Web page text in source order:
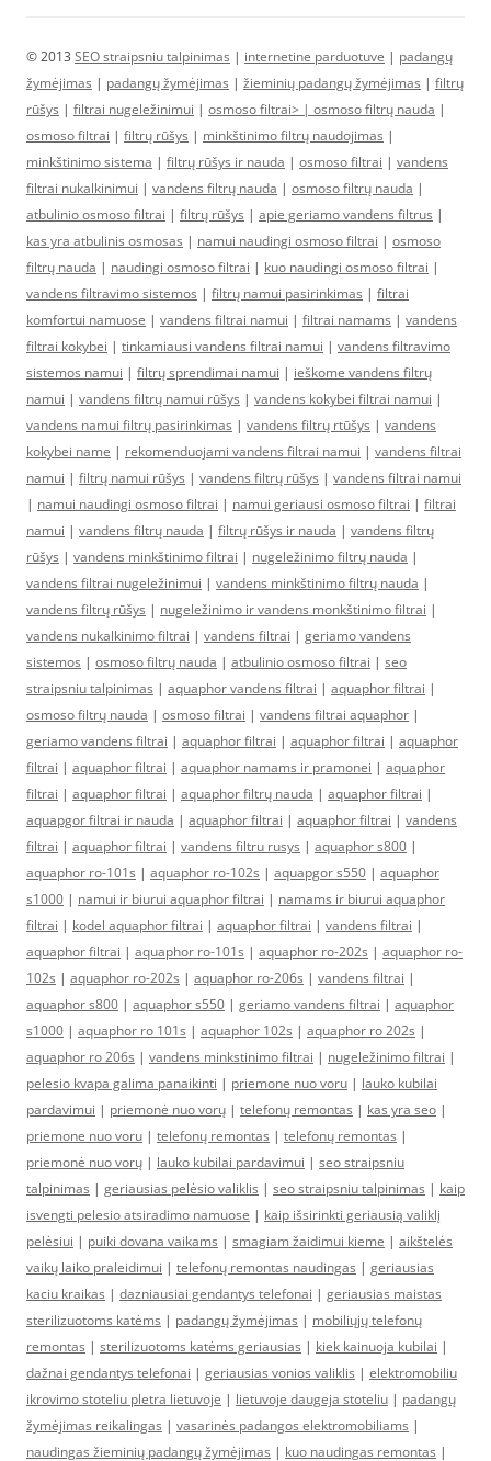
© 2013 SEO straipsniu talpinimas | internetine parduotuve | padangų
žymėjimas | padangų žymėjimas | žieminių padangų žymėjimas | filtrų
rūšys | filtrai nugeležinimui | osmoso filtrai> | osmoso filtrų nauda |
osmoso filtrai | filtrų rūšys | minkštinimo filtrų naudojimas |
minkštinimo sistema | filtrų rūšys ir nauda | osmoso filtrai | vandens
filtrai nukalkinimui | vandens filtrų nauda | osmoso filtrų nauda |
atbulinio osmoso filtrai | filtrų rūšys | apie geriamo vandens filtrus |
kas yra atbulinis osmosas | namui naudingi osmoso filtrai | osmoso
filtrų nauda | naudingi osmoso filtrai | kuo naudingi osmoso filtrai |
vandens filtravimo sistemos | filtrų namui pasirinkimas | filtrai
komfortui namuose | vandens filtrai namui | filtrai namams | vandens
filtrai kokybei | tinkamiausi vandens filtrai namui | vandens filtravimo
sistemos namui | filtrų sprendimai namui | ieškome vandens filtrų
namui | vandens filtrų namui rūšys | vandens kokybei filtrai namui |
vandens namui filtrų pasirinkimas | vandens filtrų rtūšys | vandens
kokybei name | rekomenduojami vandens filtrai namui | vandens filtrai
namui | filtrų namui rūšys | vandens filtrų rūšys | vandens filtrai namui
| namui naudingi osmoso filtrai | namui geriausi osmoso filtrai | filtrai
namui | vandens filtrų nauda | filtrų rūšys ir nauda | vandens filtrų
rūšys | vandens minkštinimo filtrai | nugeležinimo filtrų nauda |
vandens filtrai nugeležinimui | vandens minkštinimo filtrų nauda |
vandens filtrų rūšys | nugeležinimo ir vandens monkštinimo filtrai |
vandens nukalkinimo filtrai | vandens filtrai | geriamo vandens
sistemos | osmoso filtrų nauda | atbulinio osmoso filtrai | seo
straipsniu talpinimas | aquaphor vandens filtrai | aquaphor filtrai |
osmoso filtrų nauda | osmoso filtrai | vandens filtrai aquaphor |
geriamo vandens filtrai | aquaphor filtrai | aquaphor filtrai | aquaphor
filtrai | aquaphor filtrai | aquaphor namams ir pramonei | aquaphor
filtrai | aquaphor filtrai | aquaphor filtrų nauda | aquaphor filtrai |
aquapgor filtrai ir nauda | aquaphor filtrai | aquaphor filtrai | vandens
filtrai | aquaphor filtrai | vandens filtru rusys | aquaphor s800 |
aquaphor ro-101s | aquaphor ro-102s | aquapgor s550 | aquaphor
s1000 | namui ir biurui aquaphor filtrai | namams ir biurui aquaphor
filtrai | kodel aquaphor filtrai | aquaphor filtrai | vandens filtrai |
aquaphor filtrai | aquaphor ro-101s | aquaphor ro-202s | aquaphor ro-
102s | aquaphor ro-202s | aquaphor ro-206s | vandens filtrai |
aquaphor s800 | aquaphor s550 | geriamo vandens filtrai | aquaphor
s1000 | aquaphor ro 101s | aquaphor 102s | aquaphor ro 202s |
aquaphor ro 206s | vandens minkstinimo filtrai | nugeležinimo filtrai |
pelesio kvapa galima panaikinti | priemone nuo voru | lauko kubilai
pardavimui | priemonė nuo vorų | telefonų remontas | kas yra seo |
priemone nuo voru | telefonų remontas | telefonų remontas |
priemonė nuo vorų | lauko kubilai pardavimui | seo straipsniu
talpinimas | geriausias pelėsio valiklis | seo straipsniu talpinimas | kaip
isvengti pelesio atsiradimo namuose | kaip išsirinkti geriausią valiklį
pelėsiui | puiki dovana vaikams | smagiam žaidimui kieme | aikštelės
vaikų laiko praleidimui | telefonų remontas naudingas | geriausias
kaciu kraikas | dazniausiai gendantys telefonai | geriausias maistas
sterilizuotoms katėms | padangų žymėjimas | mobiliųjų telefonų
remontas | sterilizuotoms katėms geriausias | kiek kainuoja kubilai |
dažnai gendantys telefonai | geriausias vonios valiklis | elektromobiliu
ikrovimo stoteliu pletra lietuvoje | lietuvoje daugeja stoteliu | padangų
žymėjimas reikalingas | vasarinės padangos elektromobiliams |
naudingas žieminių padangų žymėjimas | kuo naudingas remontas |